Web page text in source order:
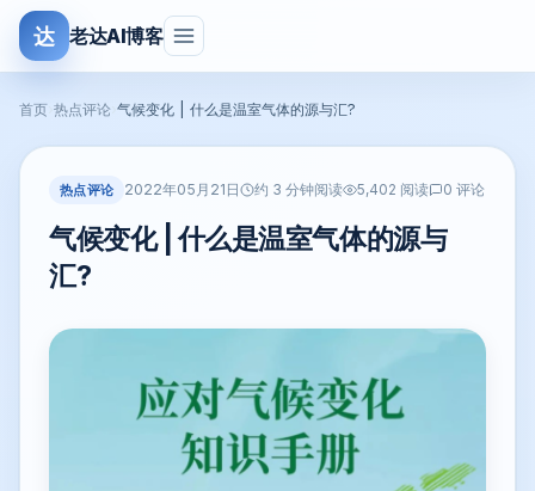
达 老达AI博客
首页 热点评论 气候变化 | 什么是温室气体的源与汇?
热点评论 2022年05月21日 约 3 分钟阅读 5,402 阅读 0 评论
气候变化 | 什么是温室气体的源与
汇?